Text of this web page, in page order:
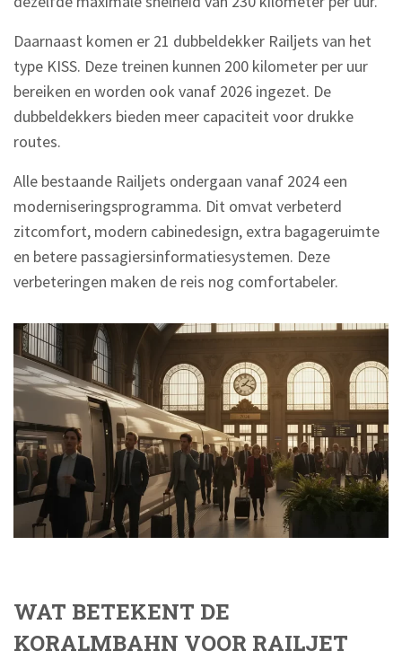
Daarnaast komen er 21 dubbeldekker Railjets van het
type KISS. Deze treinen kunnen 200 kilometer per uur
bereiken en worden ook vanaf 2026 ingezet. De
dubbeldekkers bieden meer capaciteit voor drukke
routes.
Alle bestaande Railjets ondergaan vanaf 2024 een
moderniseringsprogramma. Dit omvat verbeterd
zitcomfort, modern cabinedesign, extra bagageruimte
en betere passagiersinformatiesystemen. Deze
verbeteringen maken de reis nog comfortabeler.
WAT BETEKENT DE
KORALMBAHN VOOR RAILJET